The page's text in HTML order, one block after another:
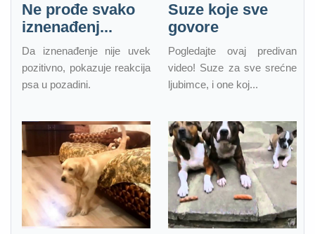
Ne prođe svako
iznenađenj...
Da iznenađenje nije uvek
pozitivno, pokazuje reakcija
psa u pozadini.
Suze koje sve
govore
Pogledajte ovaj predivan
video! Suze za sve srećne
ljubimce, i one koj...